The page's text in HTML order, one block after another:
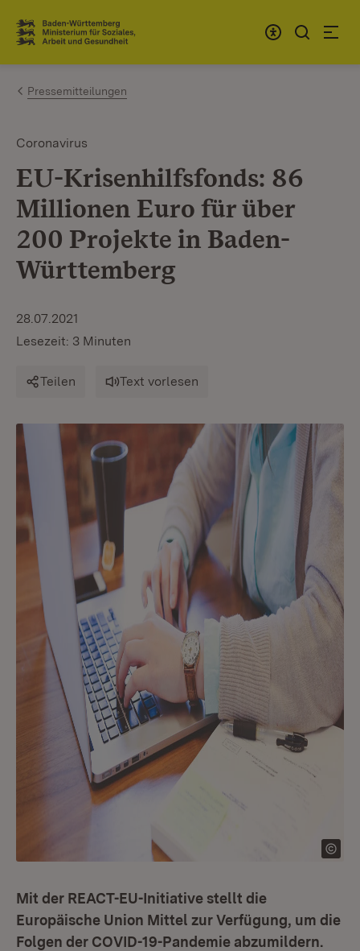
Zum Inhalt springen
Link zur Startseite
Pressemitteilungen
Coronavirus
EU-Krisenhilfsfonds: 86
Millionen Euro für über
200 Projekte in Baden-
Württemberg
28.07.2021
Lesezeit: 3 Minuten
Teilen Text vorlesen
Mit der REACT-EU-Initiative stellt die
Europäische Union Mittel zur Verfügung, um die
Folgen der COVID-19-Pandemie abzumildern.